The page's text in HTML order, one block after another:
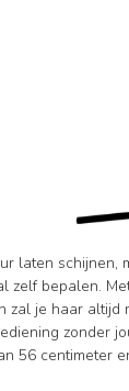
laten
zelf bepalen.
zal je haar altijd
zonder
56 centimeter